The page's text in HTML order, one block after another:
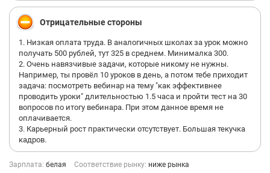
Отрицательные стороны
1. Низкая оплата труда. В аналогичных школах за урок можно
получать 500 рублей, тут 325 в среднем. Минималка 300.
2. Очень навязчивые задачи, которые никому не нужны.
Например, ты провёл 10 уроков в день, а потом тебе приходит
задача: посмотреть вебинар на тему "как эффективнее
проводить уроки" длительностью 1.5 часа и пройти тест на 30
вопросов по итогу вебинара. При этом данное время не
оплачивается.
3. Карьерный рост практически отсутствует. Большая текучка
кадров.
Зарплата: белая Соответствие рынку: ниже рынка